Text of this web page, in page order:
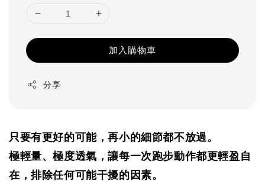
加入購物車
分享
只要有更好的可能，再小的細節都不放過。
極輕量、極度透氣，讓每一次跑步動作都更輕盈自
在，排除任何可能干擾的因素。